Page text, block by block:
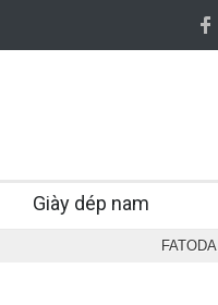
Giày dép nam
FATODA